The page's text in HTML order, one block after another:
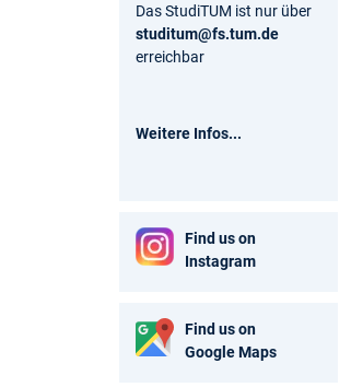
Das StudiTUM ist nur über
studitum@fs.tum.de
erreichbar
Weitere Infos...
Find us on
Instagram
Find us on
Google Maps